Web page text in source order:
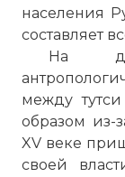
населения
составляет
На
между
образом из-
XV веке
своей